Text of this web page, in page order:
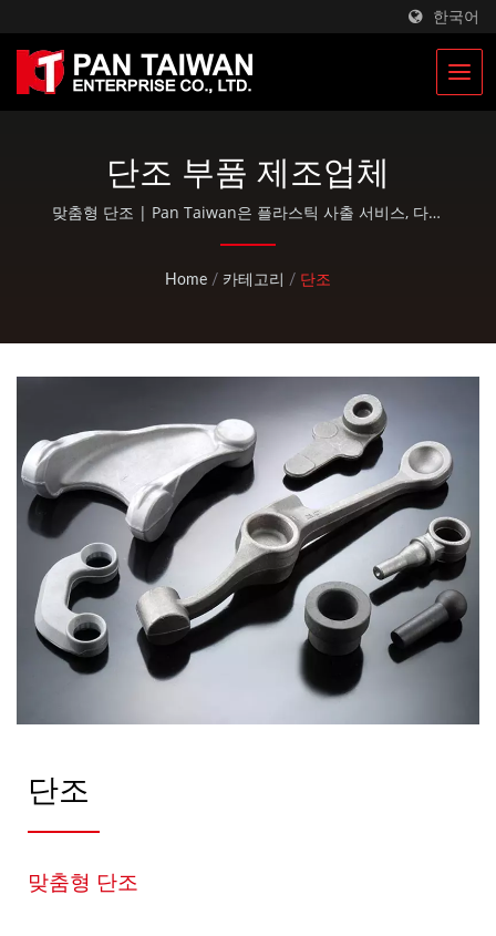
한국어
단조 부품 제조업체
맞춤형 단조 | Pan Taiwan은 플라스틱 사출 서비스, 다이
주조, 단조, CNC 가공, EDC 파우치 및 표준 자전거 및 야외
Home / 카테고리 / 단조
단조
맞춤형 단조